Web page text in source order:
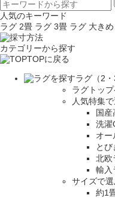
人気のキーワード
ラグ 2畳 ラグ 3畳 ラグ 大きめ
カテゴリーから探す
TOPに戻る
ラグ（2・
ラグトッ
人気特集
国産
洗濯
オー
と
北欧
輸入
サイズで選
約1